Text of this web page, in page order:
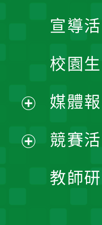
宣導
校園
媒體
競賽
教師
開